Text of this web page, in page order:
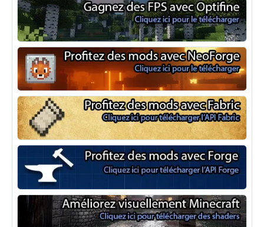
Optifine
NeoForge
Minecraft Fabric
Minecraft Forge